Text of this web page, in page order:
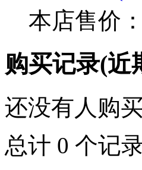
本店售价：
购买记录(近
还没有人购
总计 0 个记